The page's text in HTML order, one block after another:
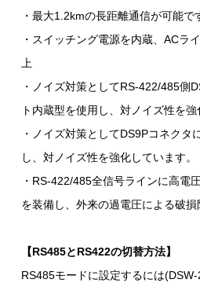
・最大1.2kmの長距離通信が可能で
・スイッチング電源を内蔵、ACラ
上
・ノイズ対策としてRS-422/485側
ト内蔵型を使用し、対ノイズ性を強
・ノイズ対策としてDS9Pコネクタ
し、対ノイズ性を強化しています。
・RS-422/485全信号ラインに高電
を装備し、外来の過電圧による破損
【RS485とRS422の切替方法】
RS485モードに設定するには